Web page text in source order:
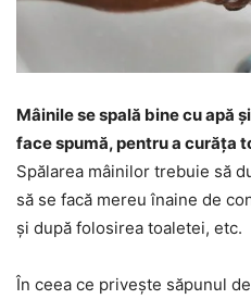
Mâinile se spală bine cu apă
face spumă, pentru a curăța
Spălarea mâinilor trebuie să
să se facă mereu înaine de
și după folosirea toaletei, etc.
În ceea ce privește săpunul